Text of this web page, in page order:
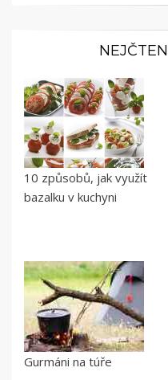
10 způsobů, jak využít
bazalku v kuchyni
Gurmáni na túře